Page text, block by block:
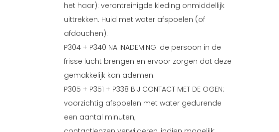
het haar): verontreinigde kleding onmiddellijk
uittrekken. Huid met water afspoelen (of
afdouchen).
P304 + P340 NA INADEMING: de persoon in de
frisse lucht brengen en ervoor zorgen dat deze
gemakkelijk kan ademen.
P305 + P351 + P338 BIJ CONTACT MET DE OGEN:
voorzichtig afspoelen met water gedurende
een aantal minuten;